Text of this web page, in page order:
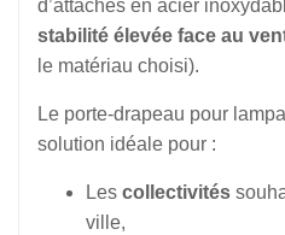
d’attaches en acier
stabilité élevée face au
le matériau choisi).
Le porte-drapeau pour
solution idéale pour :
Les collectivités
ville,